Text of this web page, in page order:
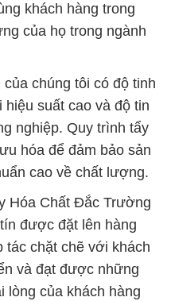
khách hàng trong
của họ trong ngành
chúng tôi có độ tinh
hiệu suất cao và độ tin
nghiệp. Quy trình tẩy
hóa để đảm bảo sản
cao về chất lượng.
Hóa Chất Đắc Trường
được đặt lên hàng
tác chặt chẽ với khách
và đạt được những
lòng của khách hàng